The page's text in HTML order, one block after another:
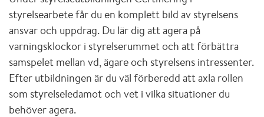
styrelsearbete får du en komplett bild av styrelsens
ansvar och uppdrag. Du lär dig att agera på
varningsklockor i styrelserummet och att förbättra
samspelet mellan vd, ägare och styrelsens intressenter.
Efter utbildningen är du väl förberedd att axla rollen
som styrelseledamot och vet i vilka situationer du
behöver agera.